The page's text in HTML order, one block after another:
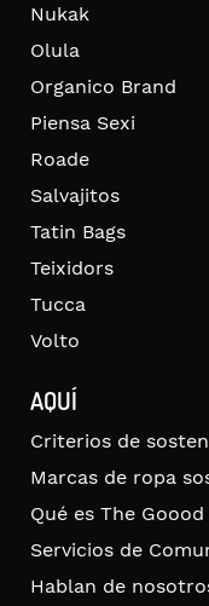
Nukak
Olula
Organico Brand
Piensa Sexi
Roade
Salvajitos
Tatin Bags
Teixidors
Tucca
Volto
AQUÍ
Criterios de
Marcas de ropa
Qué es The Goood
Servicios de
Hablan de